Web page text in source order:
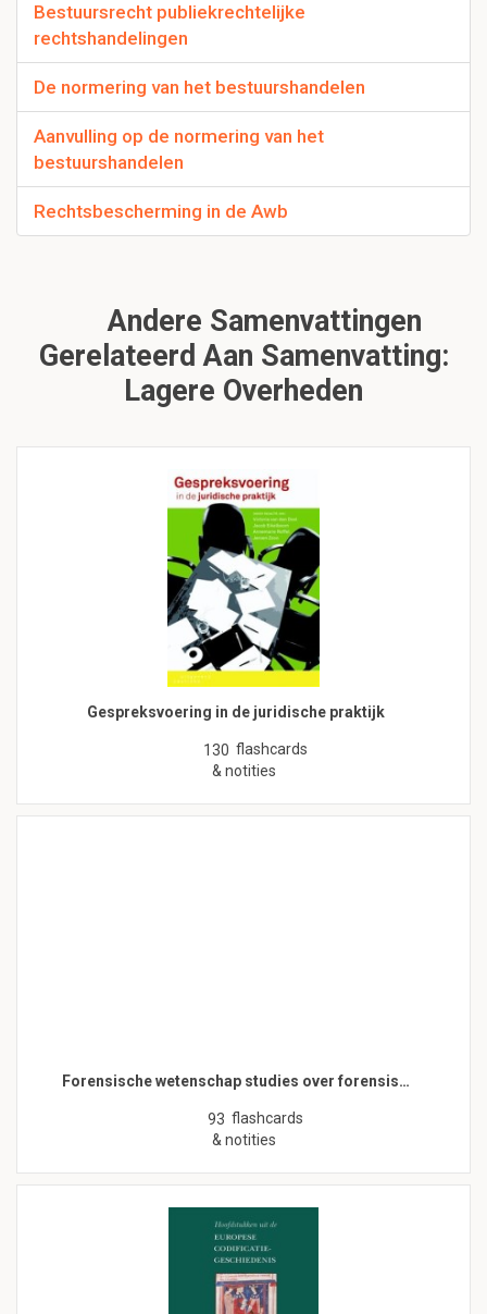
Bestuursrecht publiekrechtelijke
rechtshandelingen
De normering van het bestuurshandelen
Aanvulling op de normering van het
bestuurshandelen
Rechtsbescherming in de Awb
Andere Samenvattingen
Gerelateerd Aan Samenvatting:
Lagere Overheden
Gespreksvoering in de juridische praktijk
130 flashcards
& notities
Forensische wetenschap studies over forensis…
93 flashcards
& notities